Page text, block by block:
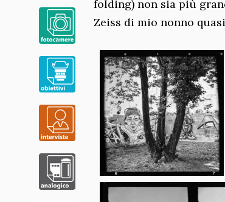
folding) non sia più
Zeiss di mio nonno